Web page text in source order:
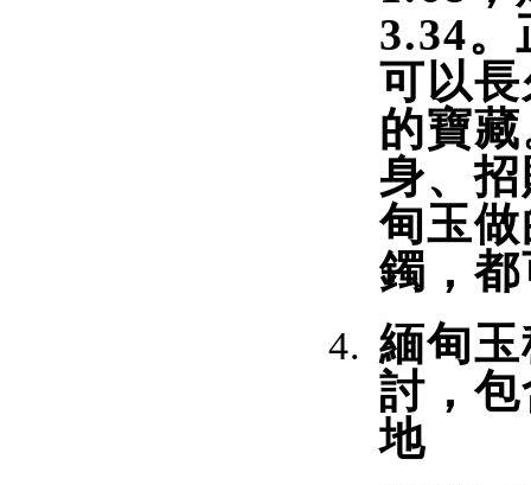
3.34
可以
的寶
身、
甸玉
鐲，
緬甸
討，
地